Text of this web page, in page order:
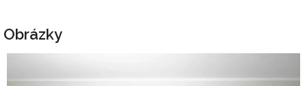
Obrázky